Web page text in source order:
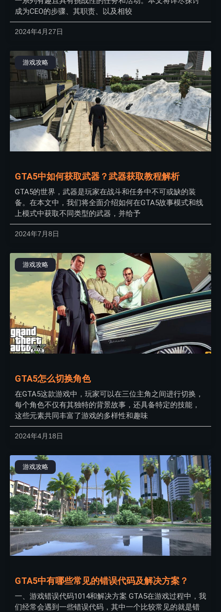
成为CEO的步骤、其职责、以及相较
2024年4月27日
游戏攻略
GTA5中如何获取武器？武器获取教程解析
GTA5的世界，武器是玩家在战斗和任务中不可或缺的装
备。在本文中，我们将全面介绍如何在GTA5故事模式和线
上模式中获取不同类型的武器，并给予
2024年7月8日
游戏攻略
GTA5怎么切换角色
在GTA5这款游戏中，玩家可以在三位主角之间进行切换，
每个角色不仅有其独特的背景故事，还具备特定的技能，
这些元素共同丰富了游戏的多样性和趣味
2024年4月18日
游戏攻略
GTA5中有哪些常见的错误代码及解决方案？
一、游戏错误代码1014和解决方案 GTA5在游戏过程中，我
们经常会遇到一些错误代码，其中一个比较常见的就是错